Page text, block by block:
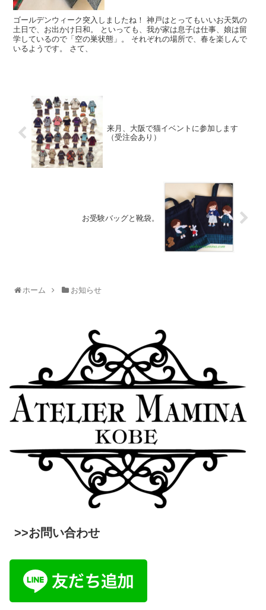
ゴールデンウィーク突入しましたね！ 神戸はとってもいいお天気の
土日で、お出かけ日和。 といっても、我が家は息子は仕事、娘は留
学しているので「空の巣状態」。 それぞれの場所で、春を楽しんで
いるようです。 さて、
来月、大阪で猫イベントに参加します
（受注会あり）
お受験バッグと靴袋。
ホーム お知らせ
>>お問い合わせ